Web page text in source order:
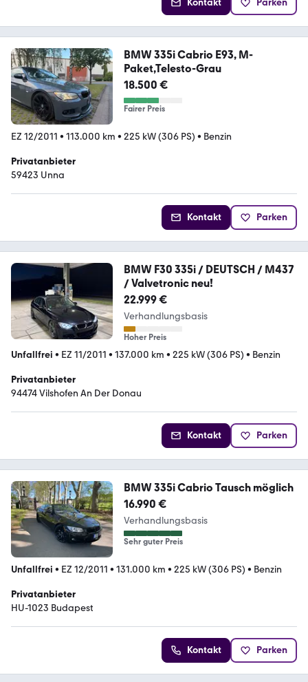
Kontakt Parken
BMW 335i Cabrio E93, M-
Paket,Telesto-Grau
18.500 €
Fairer Preis
EZ 12/2011 • 113.000 km • 225 kW (306 PS) • Benzin
Privatanbieter
59423 Unna
Kontakt Parken
BMW F30 335i / DEUTSCH / M437
/ Valvetronic neu!
22.999 €
Verhandlungsbasis
Hoher Preis
Unfallfrei • EZ 11/2011 • 137.000 km • 225 kW (306 PS) • Benzin
Privatanbieter
94474 Vilshofen An Der Donau
Kontakt Parken
BMW 335i Cabrio Tausch möglich
16.990 €
Verhandlungsbasis
Sehr guter Preis
Unfallfrei • EZ 12/2011 • 131.000 km • 225 kW (306 PS) • Benzin
Privatanbieter
HU-1023 Budapest
Kontakt Parken